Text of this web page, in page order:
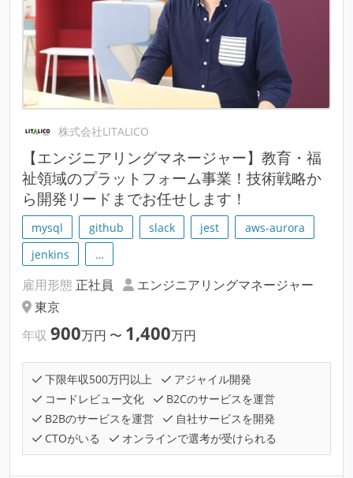
株式会社LITALICO
【エンジニアリングマネージャー】教育・福
祉領域のプラットフォーム事業！技術戦略か
ら開発リードまでお任せします！
mysql github slack jest
aws-aurora
jenkins
…
雇用形態 正社員
エンジニアリングマネージャー
東京
年収 900万円 〜 1,400万円
下限年収500万円以上
アジャイル開発
コードレビュー文化
B2Cのサービスを運営
B2Bのサービスを運営
自社サービスを開発
CTOがいる
オンラインで選考が受けられる